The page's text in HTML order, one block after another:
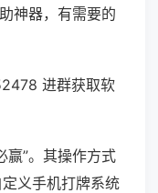
神器，有需要的
进群获取软
赢”。其操作方式
义手机打牌系统